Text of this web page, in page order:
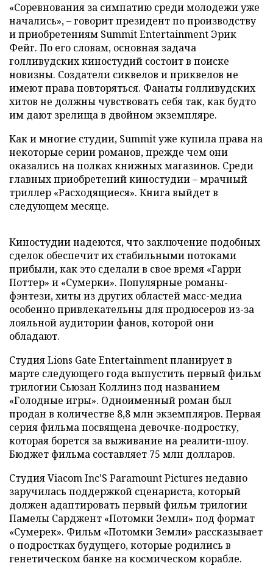
«Соревнования за симпатию среди молодежи уже
начались»,–говорит президент по производству
и приобретениям Summit Entertainment Эрик
Фейг. По его словам, основная задача
голливудских киностудий состоит в поиске
новизны. Создатели сиквелов и приквелов не
имеют права повторяться. Фанаты голливудских
хитов не должны чувствовать себя так, как будто
им дают зрелища в двойном экземпляре.
Как и многие студии, Summit уже купила права на
некоторые серии романов, прежде чем они
оказались на полках книжных магазинов. Среди
главных приобретений киностудии – мрачный
триллер «Расходящиеся». Книга выйдет в
следующем месяце.
Киностудии надеются, что заключение подобных
сделок обеспечит их стабильными потоками
прибыли, как это сделали в свое время «Гарри
Поттер» и «Сумерки». Популярные романы-
фэнтези, хиты из других областей масс-медиа
особенно привлекательны для продюсеров из-за
лояльной аудитории фанов, которой они
обладают.
Студия Lions Gate Entertainment планирует в
марте следующего года выпустить первый фильм
трилогии Сьюзан Коллинз под названием
«Голодные игры». Одноименный роман был
продан в количестве 8,8 млн экземпляров. Первая
серия фильма посвящена девочке-подростку,
которая борется за выживание на реалити-шоу.
Бюджет фильма составляет 75 млн долларов.
Студия Viacom Inc'S Paramount Pictures недавно
заручилась поддержкой сценариста, который
должен адаптировать первый фильм трилогии
Памелы Сарджент «Потомки Земли» под формат
«Сумерек». Фильм «Потомки Земли» рассказывает
о подростках будущего, которые родились в
генетическом банке на космическом корабле.